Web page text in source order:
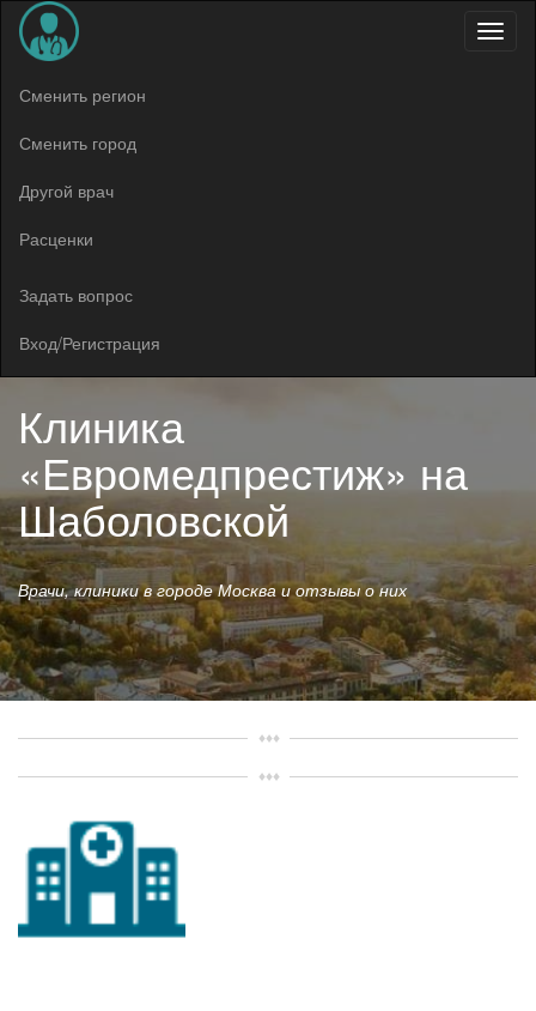
Меню
Сменить регион
Сменить город
Другой врач
Расценки
Задать вопрос
Вход/Регистрация
Клиника
«Евромедпрестиж» на
Шаболовской
Врачи, клиники в городе Москва и отзывы о них